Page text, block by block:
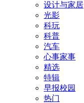
设计与家居
光影
科玩
科普
汽车
心事家事
精选
特辑
早报校园
热门